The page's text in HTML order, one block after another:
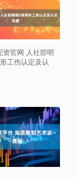
资官网 人社部明
工伤认定及认